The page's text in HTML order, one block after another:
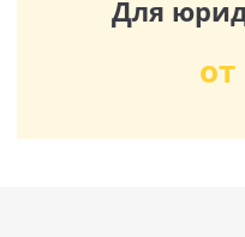
Для
от